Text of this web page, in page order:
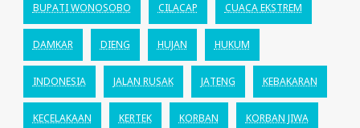
BUPATI WONOSOBO CILACAP CUACA EKSTREM
DAMKAR DIENG HUJAN HUKUM
INDONESIA JALAN RUSAK JATENG KEBAKARAN
KECELAKAAN KERTEK KORBAN KORBAN JIWA